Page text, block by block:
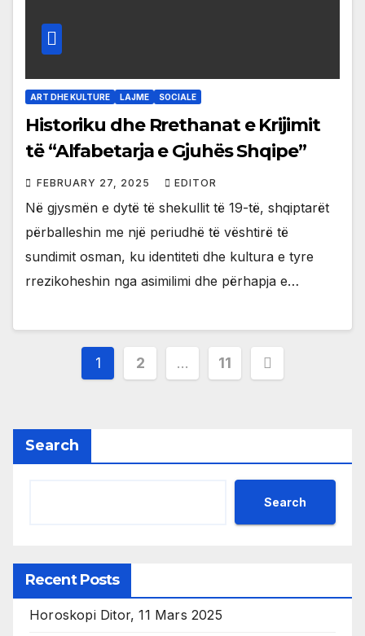
ART DHE KULTURE LAJME SOCIALE
Historiku dhe Rrethanat e Krijimit
të “Alfabetarja e Gjuhës Shqipe”
FEBRUARY 27, 2025 EDITOR
Në gjysmën e dytë të shekullit të 19-të, shqiptarët
përballeshin me një periudhë të vështirë të
sundimit osman, ku identiteti dhe kultura e tyre
rrezikoheshin nga asimilimi dhe përhapja e…
Posts
1 2 … 11
Search
Search
Recent Posts
Horoskopi Ditor, 11 Mars 2025